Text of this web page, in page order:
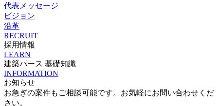
代表メッセージ
ビジョン
沿革
RECRUIT
採用情報
LEARN
建築パース 基礎知識
INFORMATION
お知らせ
お急ぎの案件もご相談可能です。お気軽にお問い合わせくだ
さい。